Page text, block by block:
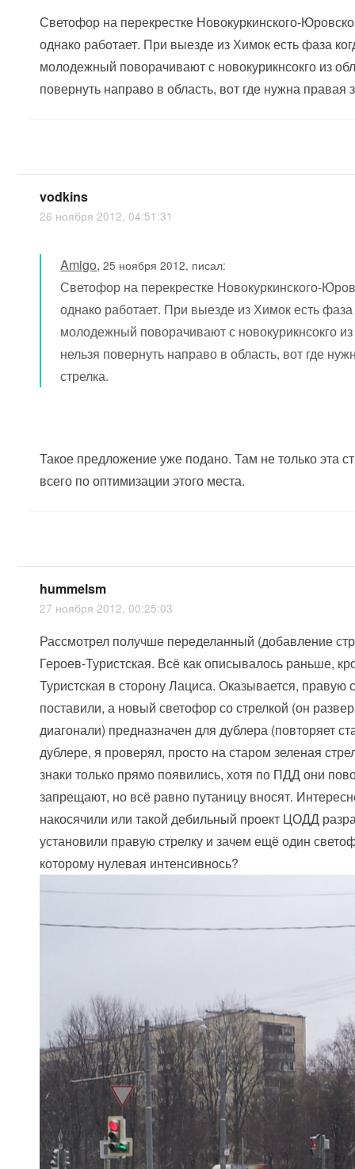
Светофор на перекрестке Новокуркинского-
однако работает. При выезде из Химок есть фаза
молодежный поворачивают с новокурикнсокго из
повернуть направо в область, вот где нужна правая
vodkins
26 ноября 2012, 04:51:31
Amigo,25 ноября 2012, писал:
Светофор на перекрестке Новокуркинского-
однако работает. При выезде из Химок есть
молодежный поворачивают с новокурикнсокго
нельзя повернуть направо в область, вот где
стрелка.
Такое предложение уже подано. Там не только эта
всего по оптимизации этого места.
hummelsm
27 ноября 2012, 00:25:03
Рассмотрел получше переделанный (добавление
Героев-Туристская. Всё как описывалось раньше,
Туристская в сторону Лациса. Оказывается, правую
поставили, а новый светофор со стрелкой (он
диагонали) предназначен для дублера (повторяет
дублере, я проверял, просто на старом зеленая
знаки только прямо появились, хотя по ПДД они
запрещают, но всё равно путаницу вносят.
накосячили или такой дебильный проект ЦОДД
установили правую стрелку и зачем ещё один
которому нулевая интенсивнось?